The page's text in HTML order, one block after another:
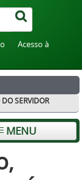
Acesso à
DO SERVIDOR
MENU